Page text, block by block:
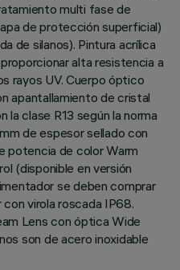
multi fase de
de protección superficial)
de silanos). Pintura acrílica
alta resistencia a
rayos UV. Cuerpo óptico
apantallamiento de cristal
clase R13 según la norma
de espesor sellado con
potencia de color Warm
(disponible en versión
se deben comprar
virola roscada IP68.
Lens con óptica Wide
son de acero inoxidable